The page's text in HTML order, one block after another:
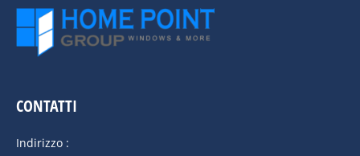
CONTATTI
Indirizzo :